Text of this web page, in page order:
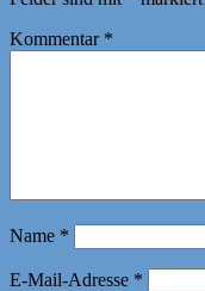
Kommentar *
Name *
E-Mail-Adresse *